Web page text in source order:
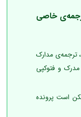
خاصی
ترجمه‌ی مدارک
و فتوکپی
است پرونده‌